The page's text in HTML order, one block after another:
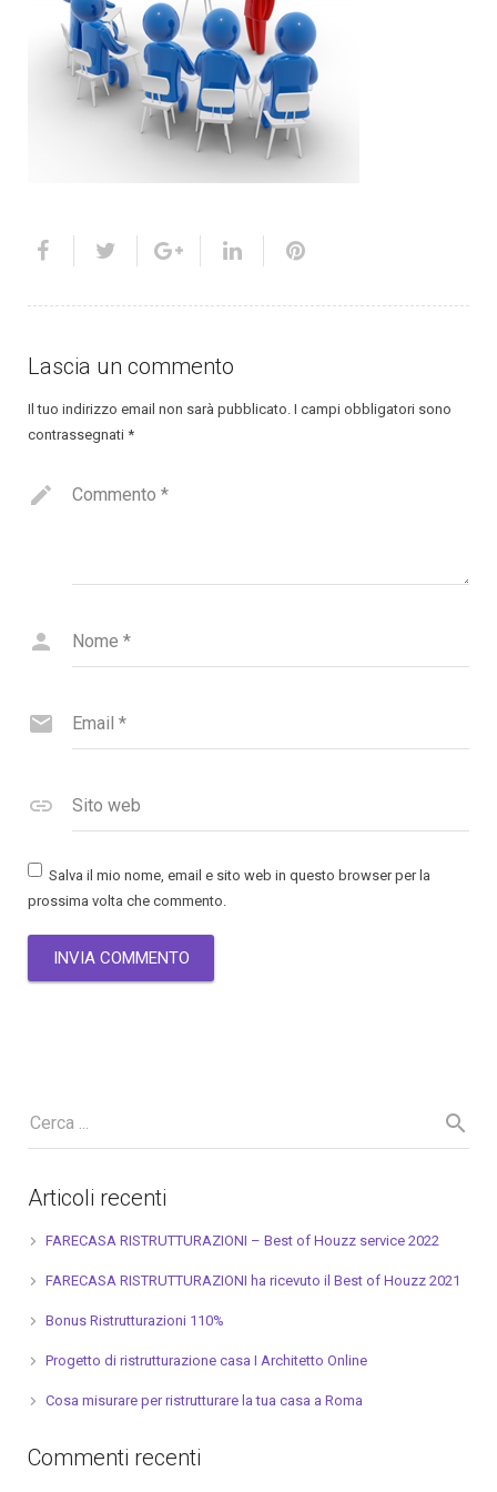
Lascia un commento
Il tuo indirizzo email non sarà pubblicato. I campi obbligatori sono
contrassegnati *
Commento *
Nome *
Email *
Sito web
Salva il mio nome, email e sito web in questo browser per la
prossima volta che commento.
Articoli recenti
FARECASA RISTRUTTURAZIONI – Best of Houzz service 2022
FARECASA RISTRUTTURAZIONI ha ricevuto il Best of Houzz 2021
Bonus Ristrutturazioni 110%
Progetto di ristrutturazione casa I Architetto Online
Cosa misurare per ristrutturare la tua casa a Roma
Commenti recenti